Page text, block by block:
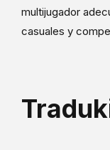
multijugador
casuales y